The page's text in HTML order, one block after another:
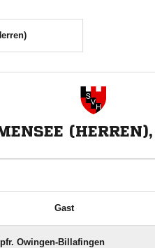
Gast
Owingen-Billafingen